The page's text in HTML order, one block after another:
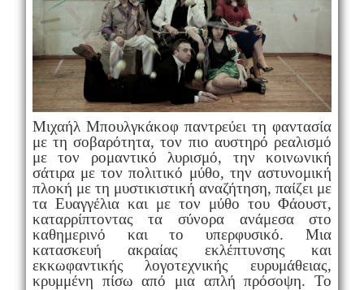
Μιχαήλ Μπουλγκάκοφ παντρεύει τη φαντασία
με τη σοβαρότητα, τον πιο αυστηρό ρεαλισμό
με τον ρομαντικό λυρισμό, την κοινωνική
σάτιρα με τον πολιτικό μύθο, την αστυνομική
πλοκή με τη μυστικιστική αναζήτηση, παίζει με
τα Ευαγγέλια και με τον μύθο του Φάουστ,
καταρρίπτοντας τα σύνορα ανάμεσα στο
καθημερινό και το υπερφυσικό. Μια
κατασκευή ακραίας εκλέπτυνσης και
εκκωφαντικής λογοτεχνικής ευρυμάθειας,
κρυμμένη πίσω από μια απλή πρόσοψη. Το